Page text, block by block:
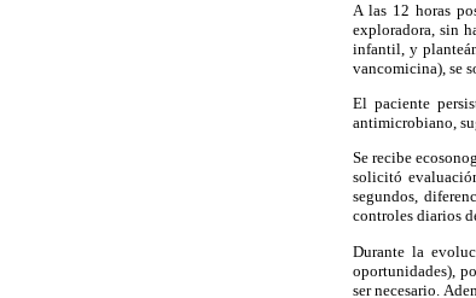
A las 12 horas
exploradora, sin
infantil, y
vancomicina), se
El paciente
antimicrobiano,
Se recibe
solicitó
segundos,
controles diarios
Durante la
oportunidades),
ser necesario.